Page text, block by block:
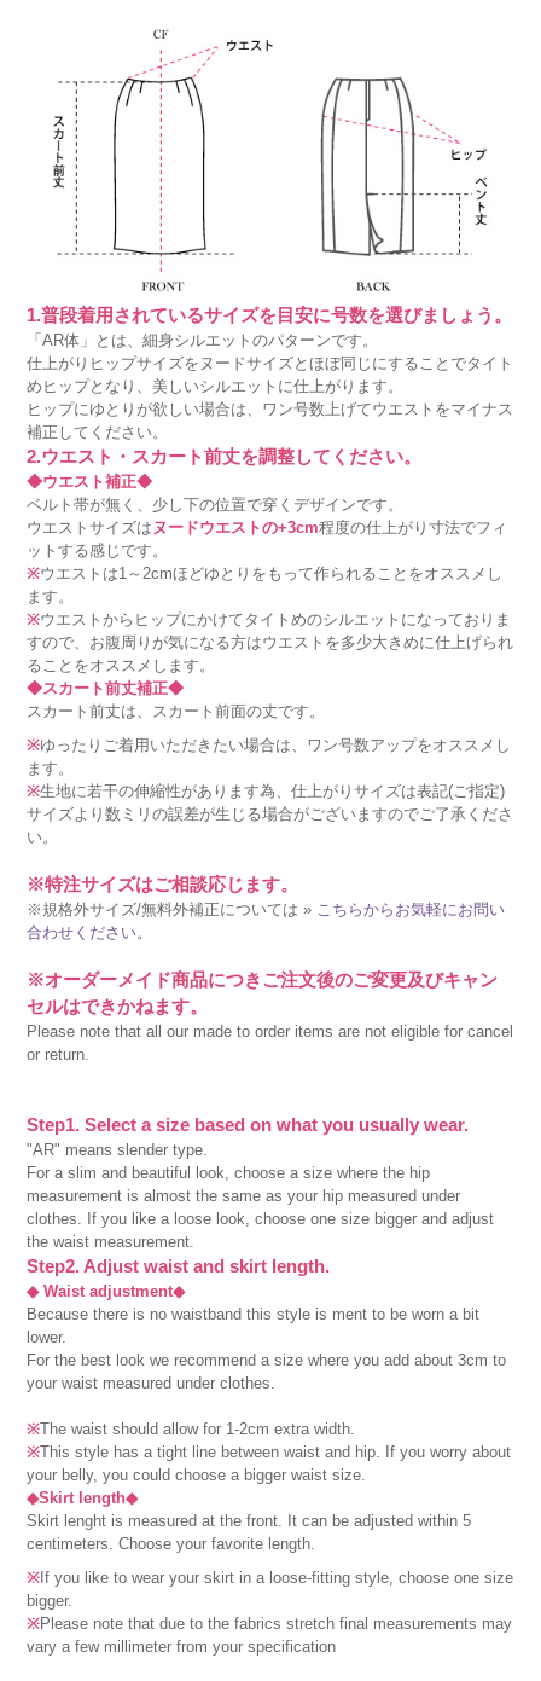
1.普段着用されているサイズを目安に号数を選びましょう。
「AR体」とは、細身シルエットのパターンです。
仕上がりヒップサイズをヌードサイズとほぼ同じにすることでタイト
めヒップとなり、美しいシルエットに仕上がります。
ヒップにゆとりが欲しい場合は、ワン号数上げてウエストをマイナス
補正してください。
2.ウエスト・スカート前丈を調整してください。
◆ウエスト補正◆
ベルト帯が無く、少し下の位置で穿くデザインです。
ウエストサイズは ヌードウエストの+3cm程度の仕上がり寸法でフィ
ットする感じです。
※ウエストは1～2cmほどゆとりをもって作られることをオススメし
ます。
※ウエストからヒップにかけてタイトめのシルエットになっておりま
すので、お腹周りが気になる方はウエストを多少大きめに仕上げられ
ることをオススメします。
◆スカート前丈補正◆
スカート前丈は、スカート前面の丈です。
※ゆったりご着用いただきたい場合は、ワン号数アップをオススメし
ます。
※生地に若干の伸縮性があります為、仕上がりサイズは表記(ご指定)
サイズより数ミリの誤差が生じる場合がございますのでご了承くださ
い。
※特注サイズはご相談応じます。
※規格外サイズ/無料外補正については » こちらからお気軽にお問い
合わせください。
※オーダーメイド商品につきご注文後のご変更及びキャン
セルはできかねます。
Please note that all our made to order items are not eligible for cancel
or return.
Step1. Select a size based on what you usually wear.
"AR" means slender type.
For a slim and beautiful look, choose a size where the hip
measurement is almost the same as your hip measured under
clothes. If you like a loose look, choose one size bigger and adjust
the waist measurement.
Step2. Adjust waist and skirt length.
◆ Waist adjustment◆
Because there is no waistband this style is ment to be worn a bit
lower.
For the best look we recommend a size where you add about 3cm to
your waist measured under clothes.
※The waist should allow for 1-2cm extra width.
※This style has a tight line between waist and hip. If you worry about
your belly, you could choose a bigger waist size.
◆Skirt length◆
Skirt lenght is measured at the front. It can be adjusted within 5
centimeters. Choose your favorite length.
※If you like to wear your skirt in a loose-fitting style, choose one size
bigger.
※Please note that due to the fabrics stretch final measurements may
vary a few millimeter from your specification